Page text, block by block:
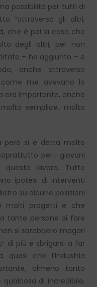
possibilità per tutti di
“attraverso gli altri,
che è poi la cosa che
degli altri, per non
– ha aggiunto – e
anche attraverso
me avevano lo
era importante, anche
semplice, molto
però si è detta molto
per i giovani
lavoro. Tutte
ipotesi di interventi
su alcune posizioni
molti progetti e che
tante persone di fare
si sarebbero magari
di più e sbrigarsi a far
quasi che l’industria
almeno tanto
qualcosa di incredibile,